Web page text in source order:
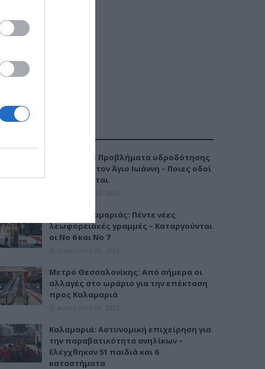
Καλαμαριά: Προβλήματα υδροδότησης
την Τρίτη στον Άγιο Ιωάννη – Ποιες οδοί
επηρεάζονται
Μετρό Καλαμαριάς: Πέντε νέες
λεωφορειακές γραμμές – Καταργούνται
οι Νο 6 και Νο 7
Μετρό Θεσσαλονίκης: Από σήμερα οι
αλλαγές στο ωράριο για την επέκταση
προς Καλαμαριά
Καλαμαριά: Αστυνομική επιχείρηση για
την παραβατικότητα ανηλίκων –
Ελέγχθηκαν 51 παιδιά και 6
καταστήματα